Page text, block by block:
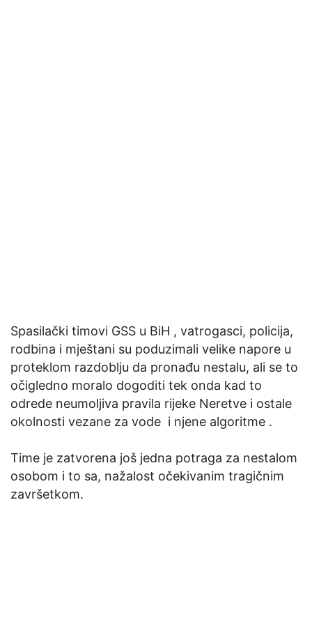
Spasilački timovi GSS u BiH , vatrogasci, policija,
rodbina i mještani su poduzimali velike napore u
proteklom razdoblju da pronađu nestalu, ali se to
očigledno moralo dogoditi tek onda kad to
odrede neumoljiva pravila rijeke Neretve i ostale
okolnosti vezane za vode i njene algoritme .
Time je zatvorena još jedna potraga za nestalom
osobom i to sa, nažalost očekivanim tragičnim
završetkom.